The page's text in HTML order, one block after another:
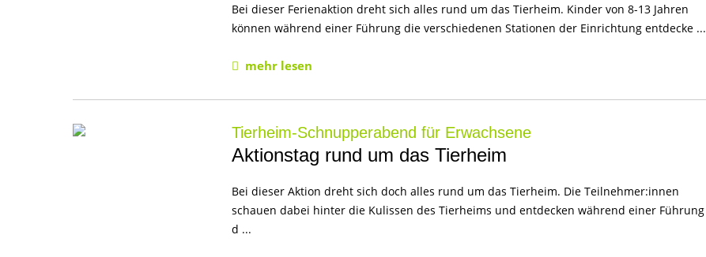
Bei dieser Ferienaktion dreht sich alles rund um das Tierheim. Kinder von 8-13 Jahren
können während einer Führung die verschiedenen Stationen der Einrichtung entdecke ...
mehr lesen
Tierheim-Schnupperabend für Erwachsene
Aktionstag rund um das Tierheim
Bei dieser Aktion dreht sich doch alles rund um das Tierheim. Die Teilnehmer:innen
schauen dabei hinter die Kulissen des Tierheims und entdecken während einer Führung
d ...